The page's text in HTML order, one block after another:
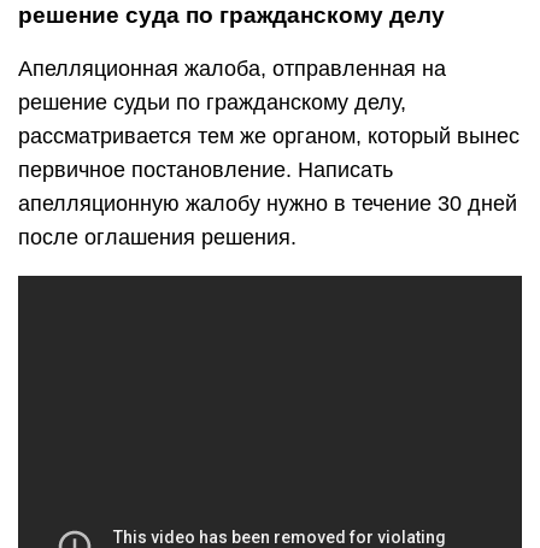
решение суда по гражданскому делу
Апелляционная жалоба, отправленная на
решение судьи по гражданскому делу,
рассматривается тем же органом, который вынес
первичное постановление. Написать
апелляционную жалобу нужно в течение 30 дней
после оглашения решения.